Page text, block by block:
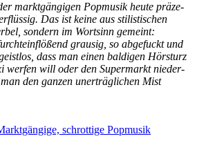
markt­gän­gigen Popmusik heute präze­
Das ist keine aus stilis­ti­schen
sondern im Wortsinn gemeint:
grausig, so abgefuckt und
dass man einen baldigen Hörsturz
werfen will oder den Super­markt nieder­
den ganzen uner­träg­li­chen Mist
schrottige Popmusik